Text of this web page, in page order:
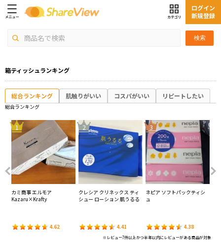
検索
ログイン
新規登録
箱ティッシュランキング
総合ランキング 肌触りがいい コスパがいい リピートしたい
総合ランキング
1
カミ商事 エルモア
Kazaru×Krafty
4.62
2
クレシア クリネックス ティ
シュー ローション 肌うるる
4.41
3
ネピア ソフトパックティシ
ュ
4.38
※レビュー7件以上かつ半年以内にレビューがある商品が対象